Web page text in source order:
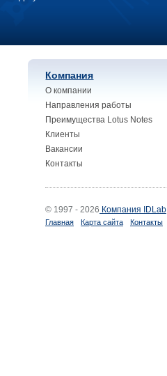
Компания
О компании
Направления работы
Преимущества Lotus Notes
Клиенты
Вакансии
Контакты
© 1997 - 2026 Компания IDLab
Главная Карта сайта Контакты